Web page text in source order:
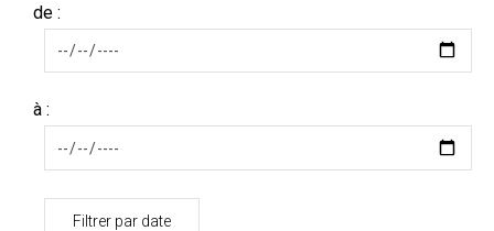
de :
à :
Filtrer par date